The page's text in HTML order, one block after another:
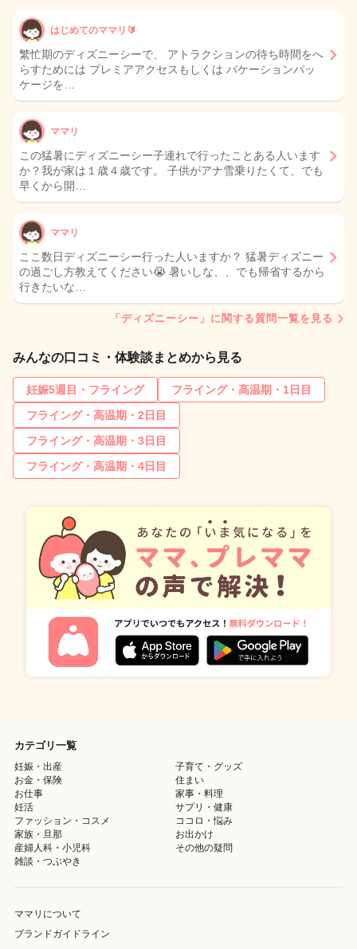
はじめてのママリ🔰
繁忙期のディズニーシーで、 アトラクションの待ち時間をへ
らすためには プレミアアクセスもしくは バケーションパッ
ケージを…
ママリ
この猛暑にディズニーシー子連れで行ったことある人います
か？我が家は１歳４歳です。 子供がアナ雪乗りたくて、でも
早くから開…
ママリ
ここ数日ディズニーシー行った人いますか？ 猛暑ディズニー
の過ごし方教えてください😭 暑いしな、、でも帰省するから
行きたいな…
「ディズニーシー」に関する質問一覧を見る
みんなの口コミ・体験談まとめから見る
妊娠5週目・フライング
フライング・高温期・1日目
フライング・高温期・2日目
フライング・高温期・3日目
フライング・高温期・4日目
カテゴリ一覧
妊娠・出産
子育て・グッズ
お金・保険
住まい
お仕事
家事・料理
妊活
サプリ・健康
ファッション・コスメ
ココロ・悩み
家族・旦那
お出かけ
産婦人科・小児科
その他の疑問
雑談・つぶやき
ママリについて
ブランドガイドライン